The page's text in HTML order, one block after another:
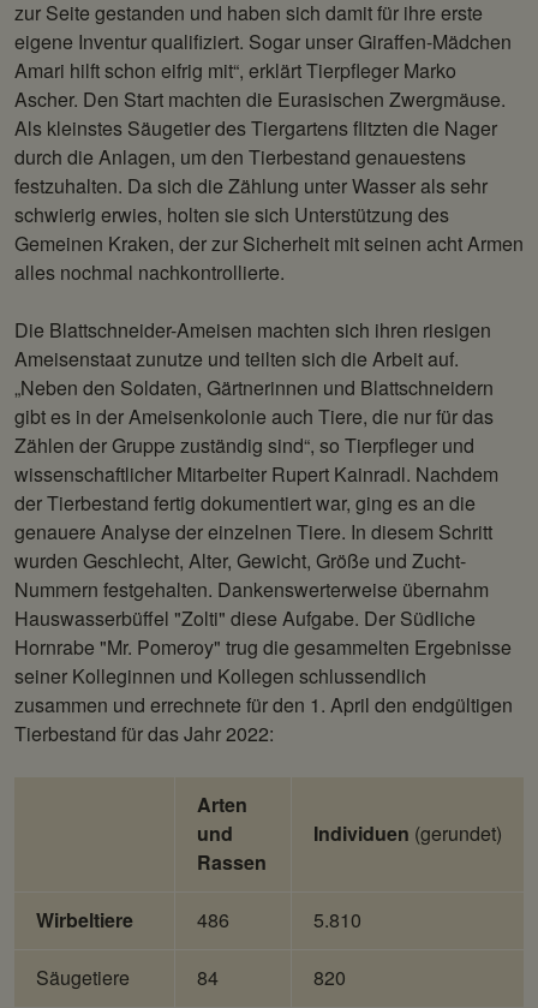
zur Seite gestanden und haben sich damit für ihre erste
eigene Inventur qualifiziert. Sogar unser Giraffen-Mädchen
Amari hilft schon eifrig mit“, erklärt Tierpfleger Marko
Ascher. Den Start machten die Eurasischen Zwergmäuse.
Als kleinstes Säugetier des Tiergartens flitzten die Nager
durch die Anlagen, um den Tierbestand genauestens
festzuhalten. Da sich die Zählung unter Wasser als sehr
schwierig erwies, holten sie sich Unterstützung des
Gemeinen Kraken, der zur Sicherheit mit seinen acht Armen
alles nochmal nachkontrollierte.
Die Blattschneider-Ameisen machten sich ihren riesigen
Ameisenstaat zunutze und teilten sich die Arbeit auf.
„Neben den Soldaten, Gärtnerinnen und Blattschneidern
gibt es in der Ameisenkolonie auch Tiere, die nur für das
Zählen der Gruppe zuständig sind“, so Tierpfleger und
wissenschaftlicher Mitarbeiter Rupert Kainradl. Nachdem
der Tierbestand fertig dokumentiert war, ging es an die
genauere Analyse der einzelnen Tiere. In diesem Schritt
wurden Geschlecht, Alter, Gewicht, Größe und Zucht-
Nummern festgehalten. Dankenswerterweise übernahm
Hauswasserbüffel "Zolti" diese Aufgabe. Der Südliche
Hornrabe "Mr. Pomeroy" trug die gesammelten Ergebnisse
seiner Kolleginnen und Kollegen schlussendlich
zusammen und errechnete für den 1. April den endgültigen
Tierbestand für das Jahr 2022:
Arten
und
Rassen
Individuen (gerundet)
Wirbeltiere 486 5.810
Säugetiere 84 820